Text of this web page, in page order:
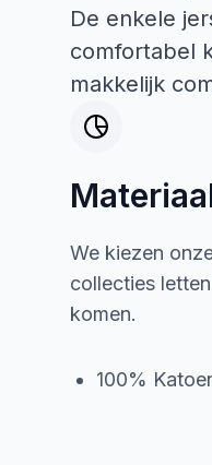
De enkele
comfortabel
makkelijk
We kiezen
collecties
komen.
100%